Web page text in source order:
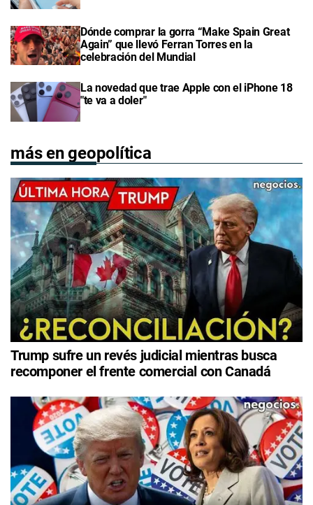
Dónde comprar la gorra “Make Spain Great
Again” que llevó Ferran Torres en la
celebración del Mundial
La novedad que trae Apple con el iPhone 18
"te va a doler"
más en geopolítica
Trump sufre un revés judicial mientras busca
recomponer el frente comercial con Canadá